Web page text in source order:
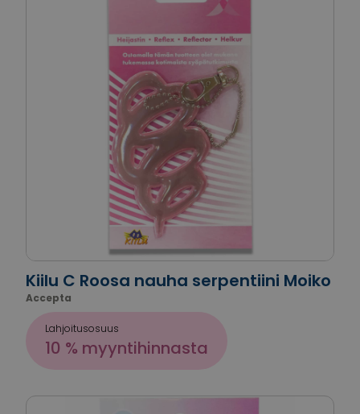
Kiilu C Roosa nauha serpentiini Moiko
Accepta
Lahjoitusosuus
10 % myyntihinnasta